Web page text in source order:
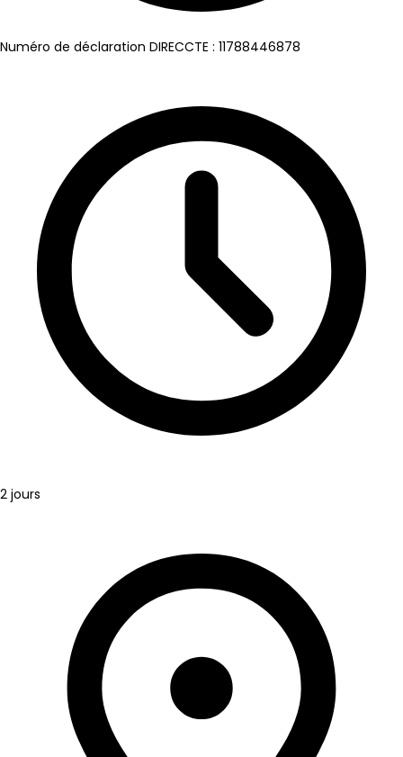
Numéro de déclaration DIRECCTE : 11788446878
2 jours